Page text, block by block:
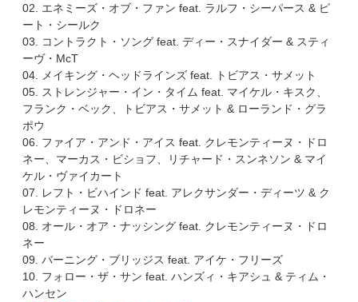
02. エネミーズ・オブ・ファン feat. ラルフ・シーパース & ピ
ート・シールク
03. コントラクト・ソング feat. ディー・スナイダー & スティ
ーヴ・McT
04. メイキング・ヘッドラインズ feat. トビアス・サメット
05. ストレンジャー・イン・タイム feat. マイケル・キスク、
フランク・ベック、トビアス・サメット & ローランド・グラ
ポウ
06. ファイア・アンド・アイス feat. クレモンティーヌ・ドロ
ネー、マーカス・ビショフ、リチャード・スンネソン & マイ
ケル・ヴァイカート
07. レフト・ビハインド feat. アレクサンダー・ディーツ & ク
レモンティーヌ・ドロネー
08. オール・オア・ナッシング feat. クレモンティーヌ・ドロ
ネー
09. バーニング・ブリッジス feat. アイケ・フリーズ
10. フォロー・ザ・サン feat. ハンズィ・キアシュ & ティム・
ハンセン